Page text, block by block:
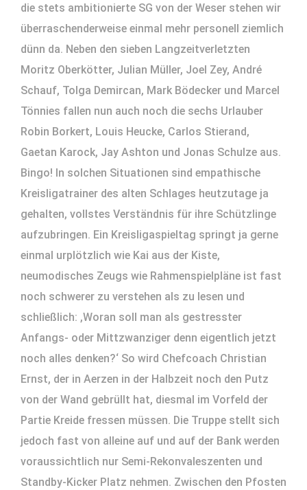
die stets ambitionierte SG von der Weser stehen wir
überraschenderweise einmal mehr personell ziemlich
dünn da. Neben den sieben Langzeitverletzten
Moritz Oberkötter, Julian Müller, Joel Zey, André
Schauf, Tolga Demircan, Mark Bödecker und Marcel
Tönnies fallen nun auch noch die sechs Urlauber
Robin Borkert, Louis Heucke, Carlos Stierand,
Gaetan Karock, Jay Ashton und Jonas Schulze aus.
Bingo! In solchen Situationen sind empathische
Kreisligatrainer des alten Schlages heutzutage ja
gehalten, vollstes Verständnis für ihre Schützlinge
aufzubringen. Ein Kreisligaspieltag springt ja gerne
einmal urplötzlich wie Kai aus der Kiste,
neumodisches Zeugs wie Rahmenspielpläne ist fast
noch schwerer zu verstehen als zu lesen und
schließlich: ,Woran soll man als gestresster
Anfangs- oder Mittzwanziger denn eigentlich jetzt
noch alles denken?‘ So wird Chefcoach Christian
Ernst, der in Aerzen in der Halbzeit noch den Putz
von der Wand gebrüllt hat, diesmal im Vorfeld der
Partie Kreide fressen müssen. Die Truppe stellt sich
jedoch fast von alleine auf und auf der Bank werden
voraussichtlich nur Semi-Rekonvaleszenten und
Standby-Kicker Platz nehmen. Zwischen den Pfosten